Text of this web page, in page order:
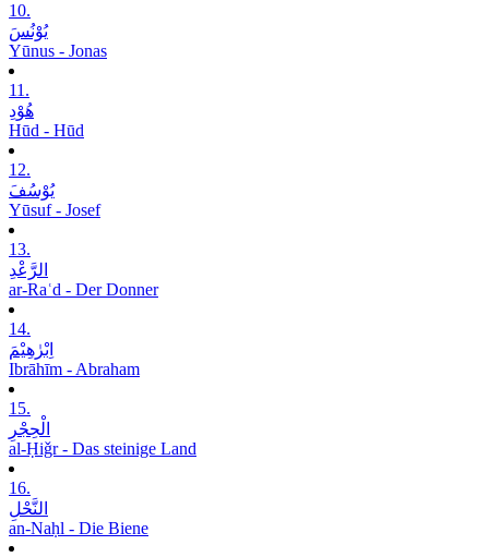
10.
یُوْنُسَ
Yūnus - Jonas
11.
ھُوْدِ
Hūd - Hūd
12.
یُوْسُفَ
Yūsuf - Josef
13.
الرَّعْدِ
ar-Raʿd - Der Donner
14.
اِبْرٰھِیْمَ
Ibrāhīm - Abraham
15.
الْحِجْرِ
al-Ḥiǧr - Das steinige Land
16.
النَّحْلِ
an-Naḥl - Die Biene